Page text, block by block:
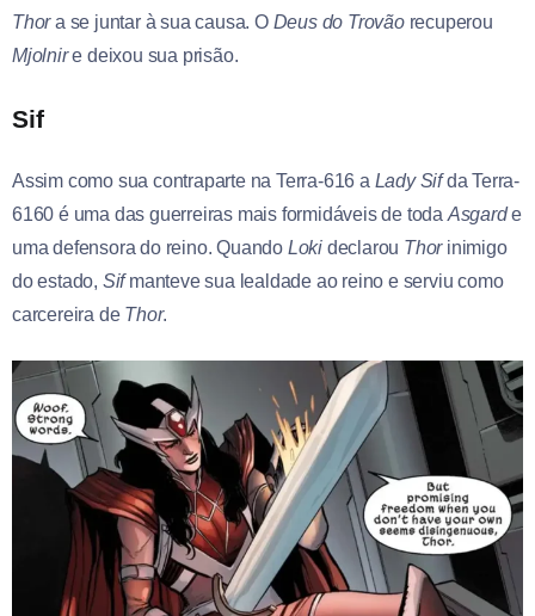
Thora se juntar à sua causa. O Deus do Trovãorecuperou
Mjolnire deixou sua prisão.
Sif
Assim como sua contraparte na Terra-616 a Lady Sifda Terra-
6160 é uma das guerreiras mais formidáveis de toda Asgarde
uma defensora do reino. Quando Loki declarou Thorinimigo
do estado, Sifmanteve sua lealdade ao reino e serviu como
carcereira de Thor.